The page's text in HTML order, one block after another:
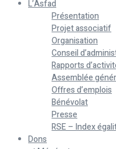
L’Asfad
Présentation
Projet associatif
Organisation
Conseil
Rapports
Assemblée
Offres d’emplois
Bénévolat
Presse
RSE – Index
Dons